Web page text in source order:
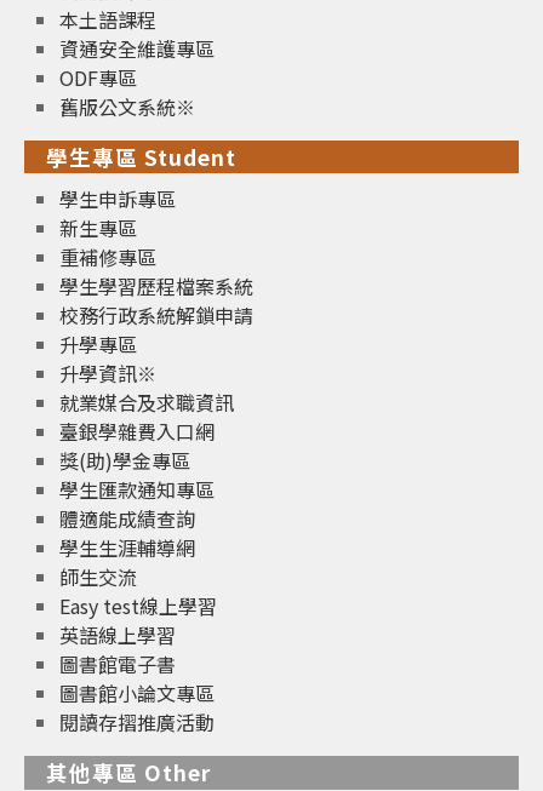
本土語課程
資通安全維護專區
ODF專區
舊版公文系統※
學生專區 Student
學生申訴專區
新生專區
重補修專區
學生學習歷程檔案系統
校務行政系統解鎖申請
升學專區
升學資訊※
就業媒合及求職資訊
臺銀學雜費入口網
獎(助)學金專區
學生匯款通知專區
體適能成績查詢
學生生涯輔導網
師生交流
Easy test線上學習
英語線上學習
圖書館電子書
圖書館小論文專區
閱讀存摺推廣活動
其他專區 Other